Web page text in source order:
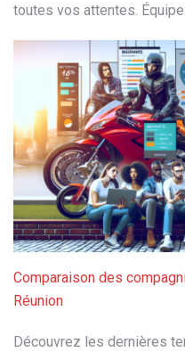
toutes vos attentes.
Comparaison des
Réunion
Découvrez les dernières